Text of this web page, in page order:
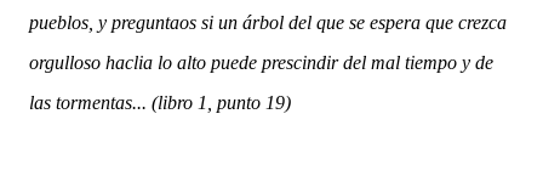
pueblos, y preguntaos si un árbol del que se espera que crezca
orgulloso haclia lo alto puede prescindir del mal tiempo y de
las tormentas... (libro 1, punto 19)